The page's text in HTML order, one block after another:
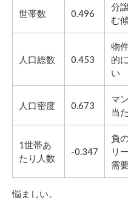
世帯数 0.496
分
む
人口総数 0.453
物
的
い
人口密度 0.673
マ
当
1世帯あ
たり人数
-0.347
負
リ
需
悩ましい。